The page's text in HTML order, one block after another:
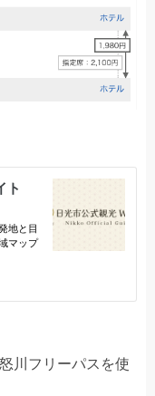
川フリーパスを使